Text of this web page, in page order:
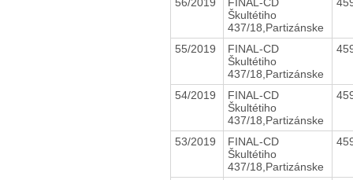
Škultétiho
437/18,Partizánske
55/2019
FINAL-CD
Škultétiho
437/18,Partizánske
54/2019
FINAL-CD
Škultétiho
437/18,Partizánske
53/2019
FINAL-CD
Škultétiho
437/18,Partizánske